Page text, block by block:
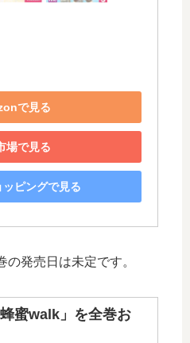
で見る
場で見る
ピングで見る
の発売日は未定です。
蜜walk」を全巻お